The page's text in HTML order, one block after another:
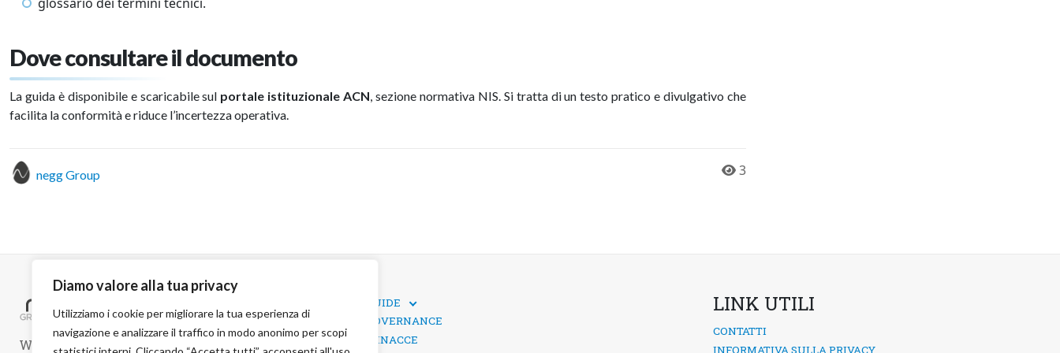
Diamo valore alla tua privacy
Utilizziamo i cookie per migliorare la tua esperienza di
navigazione e analizzare il traffico in modo anonimo per scopi
Dove consultare il documento
La guida è disponibile e scaricabile sul portale istituzionale ACN, sezione normativa NIS. Si tratta di un testo pratico e divulgativo che
facilita la conformità e riduce l’incertezza operativa.
negg Group 3
WELCOME TO A SAFER WORLD
GUIDE
SICUREZZA DEI SOCIAL MEDIA
GOVERNANCE
MINACCE
LINK UTILI
CONTATTI
INFORMATIVA SULLA PRIVACY